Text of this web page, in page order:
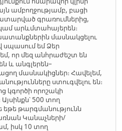
ամբողջությամբ, բացի
գրառումներից,
արևմտահայերեն։
մասնակցելու
սպասում եմ Ձեր
որ մեզ անհրաժեշտ են
և անգլերեն–
մասնակիցներ։ Հավելեմ,
ստուգվելու են։
կգործի որոշակի
500 տող
թարգմանությունն
Կանաչների/
իսկ 10 տող